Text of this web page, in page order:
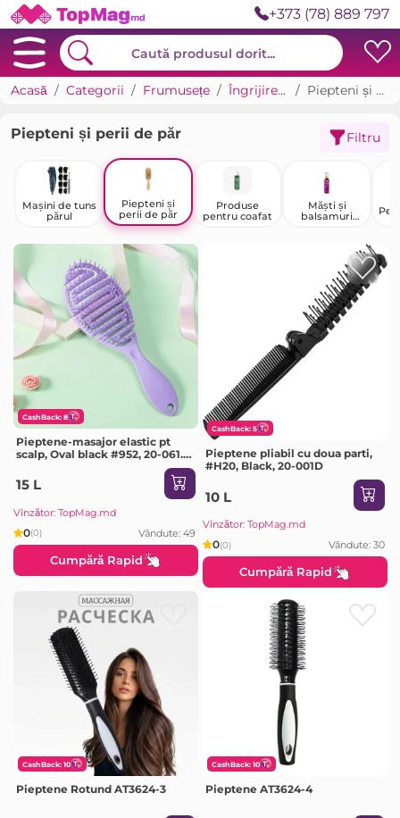
+373 (78) 889 797
Acasă Categorii Frumusețe Îngrijirea părului Piepteni și perii de păr
Piepteni și perii de păr Filtru
Mașini de tuns
părul
Piepteni și
perii de păr
Produse
pentru coafat
Măști și
balsamuri
CashBack: 8
Pieptene-masajor elastic pt
scalp, Oval black #952, 20-061.0,
15 L
Vînzător: TopMag.md
0(0) Vândute: 49
Cumpără Rapid
CashBack: 5
Pieptene pliabil cu doua parti,
#H20, Black, 20-001D
10 L
Vînzător: TopMag.md
0(0) Vândute: 30
Cumpără Rapid
CashBack: 10
Pieptene Rotund AT3624-3
CashBack: 10
Pieptene AT3624-4